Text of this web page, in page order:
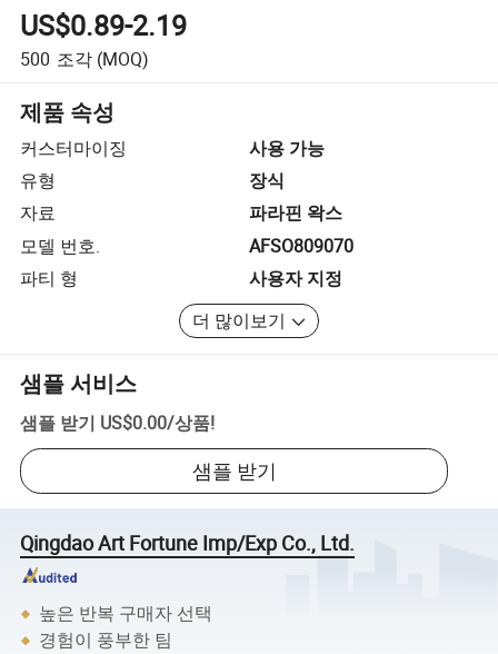
US$0.89-2.19
500 조각 (MOQ)
제품 속성
커스터마이징
사용 가능
유형
장식
자료
파라핀 왁스
모델 번호.
AFSO809070
파티 형
사용자 지정
더 많이보기
샘플 서비스
샘플 받기 US$0.00/상품!
샘플 받기
Qingdao Art Fortune Imp/Exp Co., Ltd.
높은 반복 구매자 선택
경험이 풍부한 팀